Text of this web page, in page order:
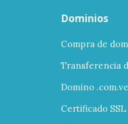
Dominios
Compra de
Transferencia
Domino .com.ve
Certificado SSL